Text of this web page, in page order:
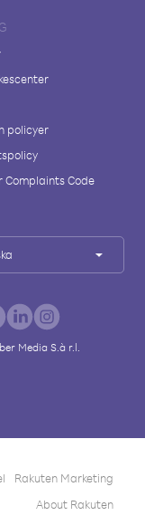
policyer
Complaints Code
Media S.à r.l.
Rakuten Marketing
About Rakuten